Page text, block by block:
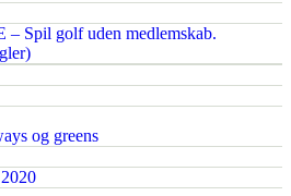
Spil golf uden medlemskab.
og greens